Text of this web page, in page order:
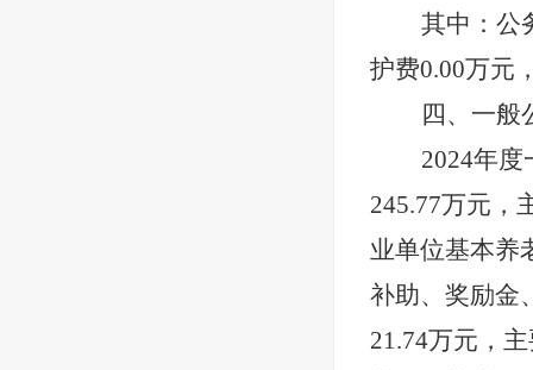
其中：公
护费0.00万元
四、一般
2024年度
245.77万元，
业单位基本养
补助、奖励金
21.74万元，